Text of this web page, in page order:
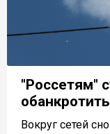
"Россетям"
Вокруг сетей